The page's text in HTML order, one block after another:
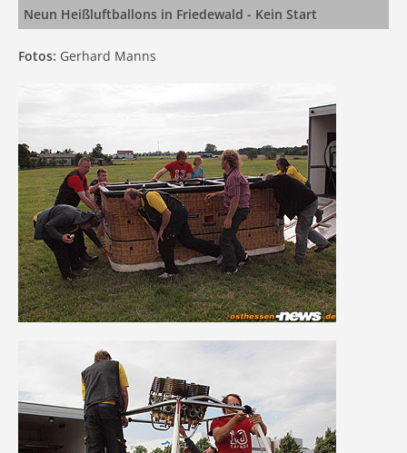
Neun Heißluftballons in Friedewald - Kein Start
Fotos: Gerhard Manns